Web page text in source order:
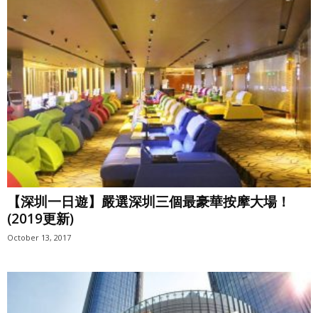
【深圳一日遊】嚴選深圳三個最豪華按摩大場！
(2019更新)
October 13, 2017